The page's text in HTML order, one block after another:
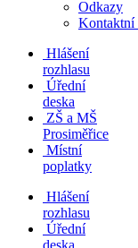
Odkazy
Kontaktní
Hlášení
rozhlasu
Úřední
deska
ZŠ a MŠ
Prosiměřice
Místní
poplatky
Hlášení
rozhlasu
Úřední
deska